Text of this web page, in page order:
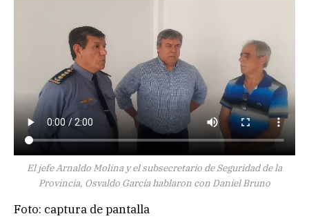
El jefe Arnaldo Molina y el subsecretario de Seguridad de la
Provincia, Osvaldo García hablaron con Daniel Bruno
Foto: captura de pantalla